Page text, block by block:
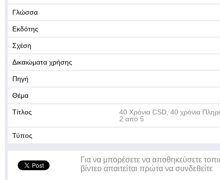
Γλώσσα
Εκδότης
Σχέση
Δικαιώματα χρήσης
Πηγή
Θέμα
Τίτλος
40 Χρόνια CSD, 40 χρόνια
2 από 5
Τύπος
Για να μπορέσετε να αποθηκεύσετε
βίντεο απαιτείται πρώτα να συνδεθείτε